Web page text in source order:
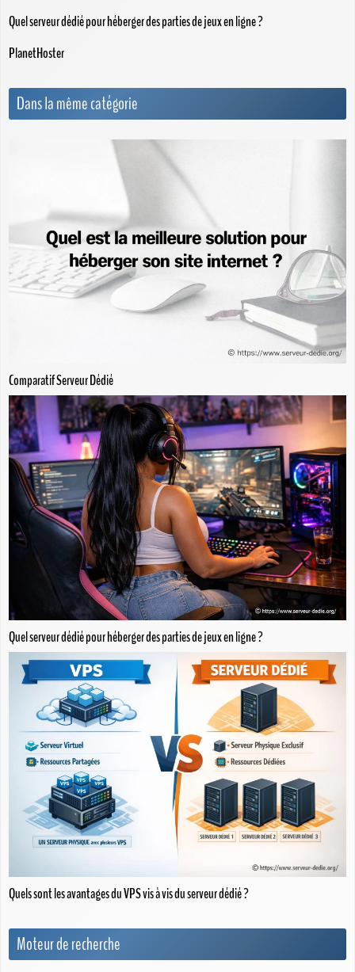
Quel serveur dédié pour héberger des parties de jeux en ligne ?
PlanetHoster
Dans la même catégorie
Comparatif Serveur Dédié
Quel serveur dédié pour héberger des parties de jeux en ligne ?
Quels sont les avantages du VPS vis à vis du serveur dédié ?
Moteur de recherche